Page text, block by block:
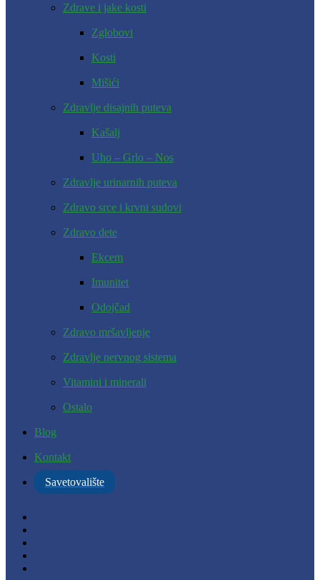
Zdrave i jake kosti
Zglobovi
Kosti
Mišići
Zdravlje disajnih puteva
Kašalj
Uho – Grlo – Nos
Zdravlje urinarnih puteva
Zdravo srce i krvni sudovi
Zdravo dete
Ekcem
Imunitet
Odojčad
Zdravo mršavljenje
Zdravlje nervnog sistema
Vitamini i minerali
Ostalo
Blog
Kontakt
Savetovalište